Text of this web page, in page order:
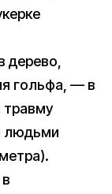
дерево,
гольфа, — в
травму
людьми